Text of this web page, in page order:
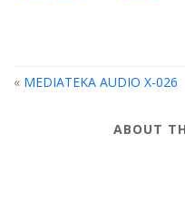
« MEDIATEKA AUDIO X-026
ABOUT